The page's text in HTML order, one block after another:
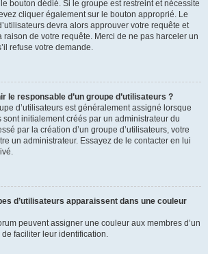
bouton dédié. Si le groupe est restreint et nécessite
cliquer également sur le bouton approprié. Le
devra alors approuver votre requête et
de votre requête. Merci de ne pas harceler un
refuse votre demande.
le responsable d’un groupe d’utilisateurs ?
d’utilisateurs est généralement assigné lorsque
sont initialement créés par un administrateur du
par la création d’un groupe d’utilisateurs, votre
un administrateur. Essayez de le contacter en lui
d’utilisateurs apparaissent dans une couleur
peuvent assigner une couleur aux membres d’un
faciliter leur identification.